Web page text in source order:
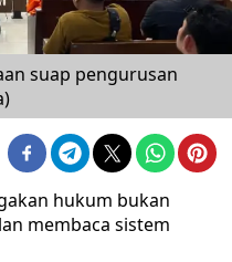
suap pengurusan
hukum bukan
membaca sistem